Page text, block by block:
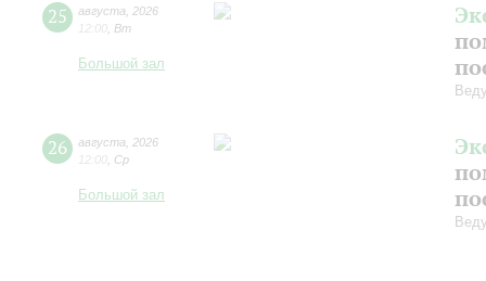
25 августа
2026
12:00 Вт
Большой зал
26 августа
2026
12:00 Ср
Большой зал